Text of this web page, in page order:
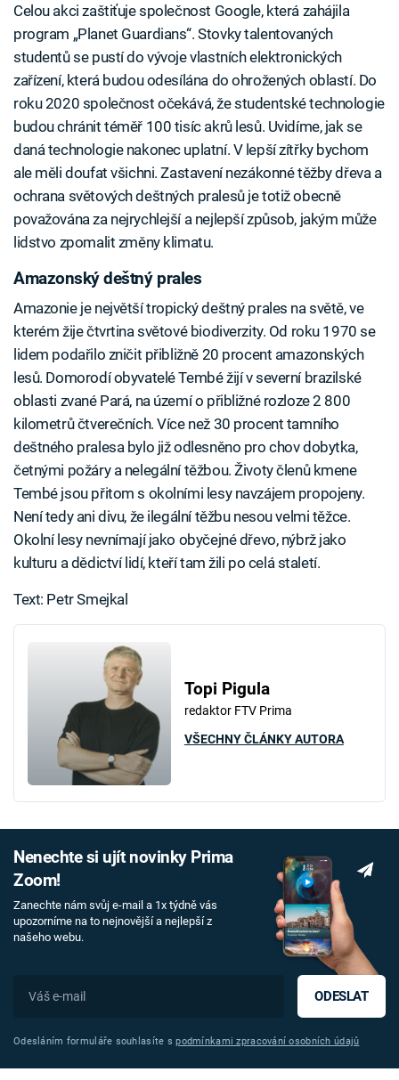
Celou akci zaštiťuje společnost Google, která zahájila
program „Planet Guardians“. Stovky talentovaných
studentů se pustí do vývoje vlastních elektronických
zařízení, která budou odesílána do ohrožených oblastí. Do
roku 2020 společnost očekává, že studentské technologie
budou chránit téměř 100 tisíc akrů lesů. Uvidíme, jak se
daná technologie nakonec uplatní. V lepší zítřky bychom
ale měli doufat všichni. Zastavení nezákonné těžby dřeva a
ochrana světových deštných pralesů je totiž obecně
považována za nejrychlejší a nejlepší způsob, jakým může
lidstvo zpomalit změny klimatu.
Amazonský deštný prales
Amazonie je největší tropický deštný prales na světě, ve
kterém žije čtvrtina světové biodiverzity. Od roku 1970 se
lidem podařilo zničit přibližně 20 procent amazonských
lesů. Domorodí obyvatelé Tembé žijí v severní brazilské
oblasti zvané Pará, na území o přibližné rozloze 2 800
kilometrů čtverečních. Více než 30 procent tamního
deštného pralesa bylo již odlesněno pro chov dobytka,
četnými požáry a nelegální těžbou. Životy členů kmene
Tembé jsou přitom s okolními lesy navzájem propojeny.
Není tedy ani divu, že ilegální těžbu nesou velmi těžce.
Okolní lesy nevnímají jako obyčejné dřevo, nýbrž jako
kulturu a dědictví lidí, kteří tam žili po celá staletí.
Text: Petr Smejkal
Topi Pigula
redaktor FTV Prima
VŠECHNY ČLÁNKY AUTORA
Nenechte si ujít novinky Prima
Zoom!
Zanechte nám svůj e-mail a 1x týdně vás
upozorníme na to nejnovější a nejlepší z
našeho webu.
ODESLAT
Odesláním formuláře souhlasíte spodmínkami zpracování osobních údajů